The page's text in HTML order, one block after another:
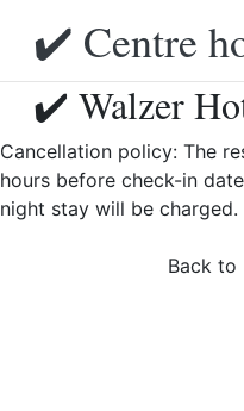
✔️ Centre
✔️ Walzer
Cancellation policy: The
hours before check-in
night stay will be charged.
Back to